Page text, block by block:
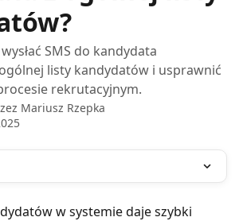
SMS do kandydata
listy kandydatów i usprawnić
rekrutacyjnym.
Mariusz Rzepka
w systemie daje szybki